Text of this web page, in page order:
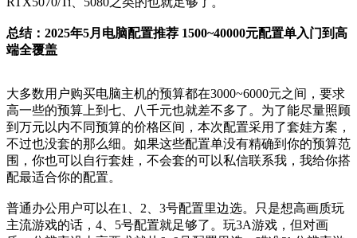
RTX5070/Ti、5080之类的也就足够了。
总结：2025年5月电脑配置推荐 1500~40000元配置单入门到高
端全覆盖
大多数用户购买电脑主机的预算都在3000~6000元之间，要求
高一些的预算上到七、八千元也就差不多了。为了能尽量照顾
到万元以内不同预算的价格区间，本次配置采用了套娃方案，
不过也没套的那么细。如果这些配置单没有精确到你的预算范
围，你也可以自行套娃，不会套的可以私信联系我，我给你搭
配最适合你的配置。
普通办公用户可以在1、2、3号配置里边选。只是想高画质玩
主流游戏的话，4、5号配置就足够了。玩3A游戏，但对画